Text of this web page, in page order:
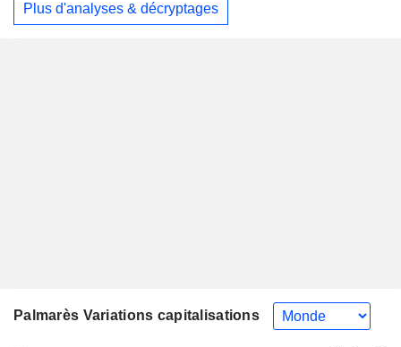
Plus d'analyses & décryptages
Palmarès Variations capitalisations